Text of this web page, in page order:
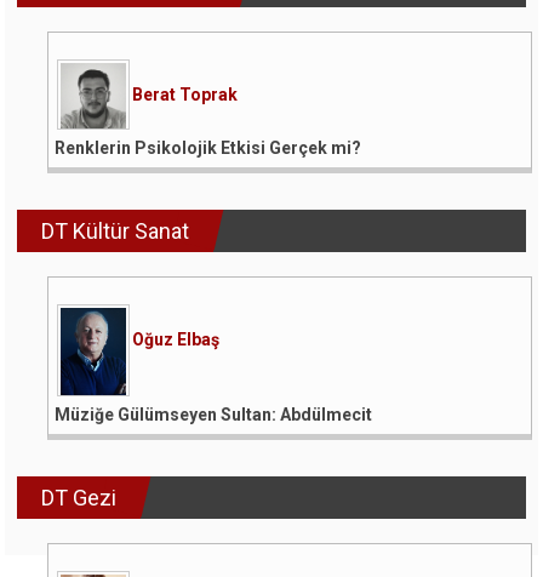
Berat Toprak
Renklerin Psikolojik Etkisi Gerçek mi?
DT Kültür Sanat
Oğuz Elbaş
Müziğe Gülümseyen Sultan: Abdülmecit
DT Gezi